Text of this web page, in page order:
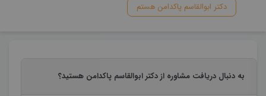
دکتر ابوالقاسم پاکدامن هستم
به دنبال دریافت مشاوره از دکتر ابوالقاسم پاکدامن هستید؟